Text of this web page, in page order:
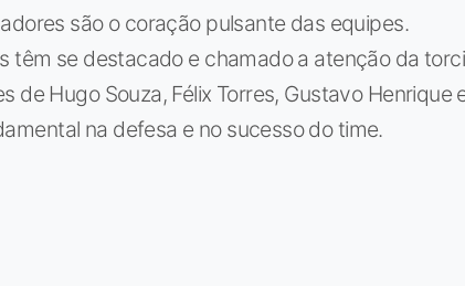
são o coração pulsante das equipes.
têm se destacado e chamado a atenção da
de Hugo Souza, Félix Torres, Gustavo Henrique
na defesa e no sucesso do time.